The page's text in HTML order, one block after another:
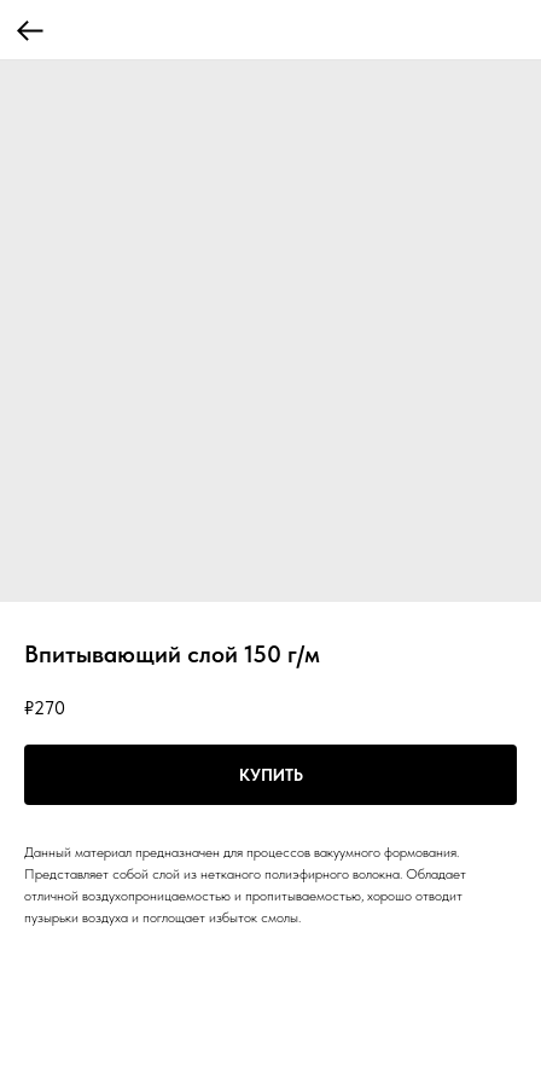
Впитывающий слой 150 г/м
₽270
КУПИТЬ
Данный материал предназначен для процессов вакуумного формования.
Представляет собой слой из нетканого полиэфирного волокна. Обладает
отличной воздухопроницаемостью и пропитываемостью, хорошо отводит
пузырьки воздуха и поглощает избыток смолы.